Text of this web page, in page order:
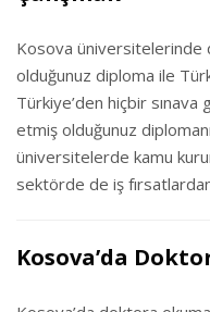
Kosova üniversitelerinde
olduğunuz diploma ile
Türkiye’den hiçbir
etmiş olduğunuz
üniversitelerde kamu
sektörde de iş
Kosova’da